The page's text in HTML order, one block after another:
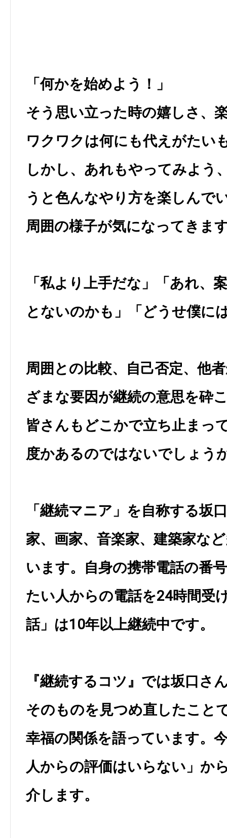
「何かを始めよう！」
そう思い立った時の嬉しさ、
ワクワクは何にも代えがたい
しかし、あれもやってみよう
うと色んなやり方を楽しんで
周囲の様子が気になってきま
「私より上手だな」「あれ、
とないのかも」「どうせ僕に
周囲との比較、自己否定、他
ざまな要因が継続の意思を砕
皆さんもどこかで立ち止まっ
度かあるのではないでしょう
「継続マニア」を自称する坂
家、画家、音楽家、建築家な
います。自身の携帯電話の番
たい人からの電話を24時間受
話」は10年以上継続中です。
『継続するコツ』では坂口さ
そのものを見つめ直したこと
幸福の関係を語っています。
人からの評価はいらない」か
介します。